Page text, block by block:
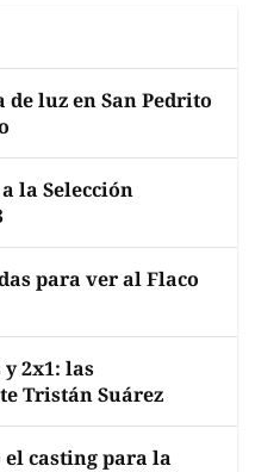
luz en San Pedrito
la Selección
para ver al Flaco
2x1: las
Tristán Suárez
el casting para la